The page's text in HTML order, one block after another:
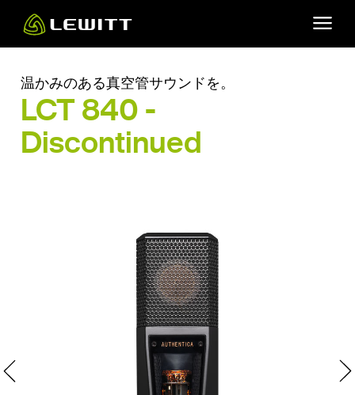
main
温かみのある真空管サウンドを。
LCT 840 -
Discontinued